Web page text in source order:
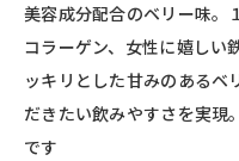
美容成分配合のベリー味。
コラーゲン、女性に嬉しい
ッキリとした甘みのあるベ
だきたい飲みやすさを実現
です